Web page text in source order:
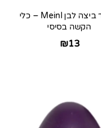
שייקר ביצה לבן Meinl – כלי
הקשה בסיסי
₪13